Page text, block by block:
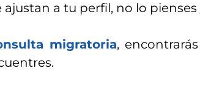
a tu perfil, no lo pienses
migratoria,